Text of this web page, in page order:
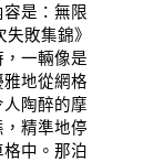
是：無限
敗集錦》
一輛像是
地從網格
陶醉的摩
精準地停
中。那泊